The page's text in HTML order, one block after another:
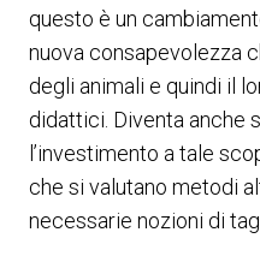
questo è un
nuova consapevolezza
degli animali e quindi il
didattici. Diventa anche
l’investimento a tale
che si valutano metodi
necessarie nozioni di